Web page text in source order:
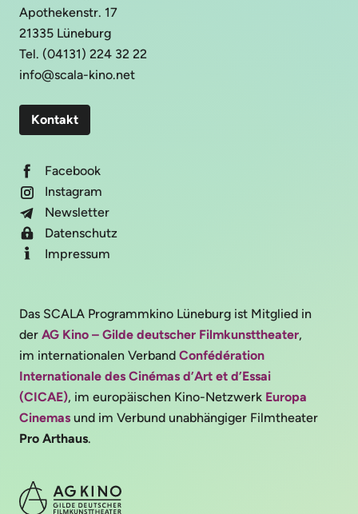
Apothekenstr. 17
21335 Lüneburg
Tel. (04131) 224 32 22
info@scala-kino.net
Kontakt
Facebook
Instagram
Newsletter
Datenschutz
Impressum
Das SCALA Programmkino Lüneburg ist Mitglied in
der AG Kino – Gilde deutscher Filmkunsttheater,
im internationalen Verband Confédération
Internationale des Cinémas d’Art et d’Essai
(CICAE), im europäischen Kino-Netzwerk Europa
Cinemas und im Verbund unabhängiger Filmtheater
Pro Arthaus.